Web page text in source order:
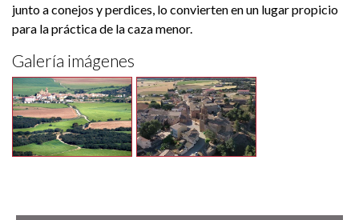
junto a conejos y perdices, lo convierten en un lugar propicio
para la práctica de la caza menor.
Galería imágenes